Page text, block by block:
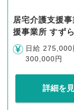
居宅介護支援
援事業所 すず
日給 275,000
300,000円
詳細を